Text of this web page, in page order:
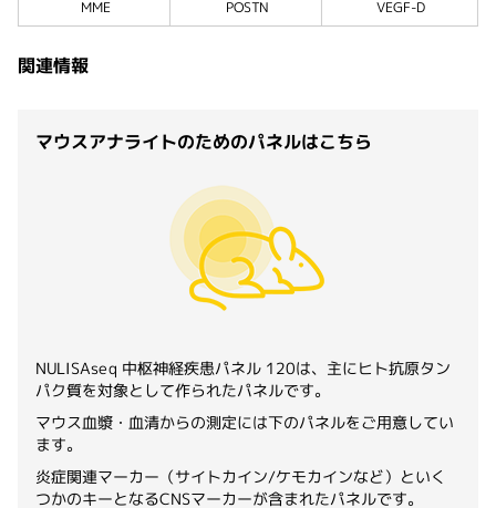
MME POSTN VEGF-D
関連情報
マウスアナライトのためのパネルはこちら
NULISAseq 中枢神経疾患パネル 120は、主にヒト抗原タン
パク質を対象として作られたパネルです。
マウス血漿・血清からの測定には下のパネルをご用意してい
ます。
炎症関連マーカー（サイトカイン/ケモカインなど）といく
つかのキーとなるCNSマーカーが含まれたパネルです。